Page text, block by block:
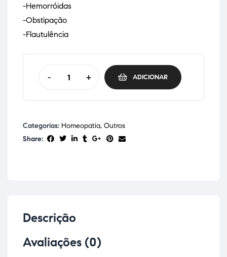
-Hemorróidas
-Obstipação
-Flautulência
- + ADICIONAR
Categorias: Homeopatia, Outros
Share:
Descrição
Avaliações (0)